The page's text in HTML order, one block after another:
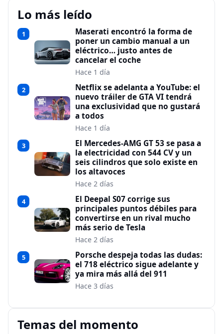
Lo más leído
1
Maserati encontró la forma de
poner un cambio manual a un
eléctrico… justo antes de
cancelar el coche
Hace 1 día
2
Netflix se adelanta a YouTube: el
nuevo tráiler de GTA VI tendrá
una exclusividad que no gustará
a todos
Hace 1 día
3
El Mercedes-AMG GT 53 se pasa a
la electricidad con 544 CV y un
seis cilindros que solo existe en
los altavoces
Hace 2 días
4
El Deepal S07 corrige sus
principales puntos débiles para
convertirse en un rival mucho
más serio de Tesla
Hace 2 días
5
Porsche despeja todas las dudas:
el 718 eléctrico sigue adelante y
ya mira más allá del 911
Hace 3 días
Temas del momento